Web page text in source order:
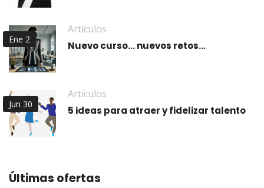
Ene 2
Artículos
Nuevo curso… nuevos retos…
Jun 30
Artículos
5 ideas para atraer y fidelizar talento
Últimas ofertas